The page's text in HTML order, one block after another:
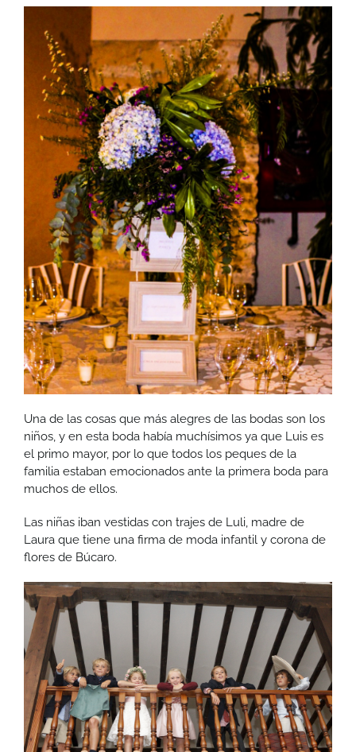
Una de las cosas que más alegres de las bodas son los
niños, y en esta boda había muchísimos ya que Luis es
el primo mayor, por lo que todos los peques de la
familia estaban emocionados ante la primera boda para
muchos de ellos.
Las niñas iban vestidas con trajes de Luli, madre de
Laura que tiene una firma de moda infantil y corona de
flores de Búcaro.